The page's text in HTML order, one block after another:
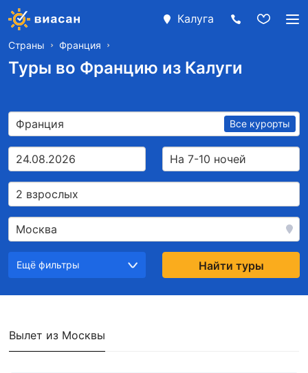
Калуга
Страны Франция
Туры во Францию из Калуги
Франция Все курорты
24.08.2026 На 7-10 ночей
2 взрослых
Москва
Ещё фильтры Найти туры
Вылет из Москвы